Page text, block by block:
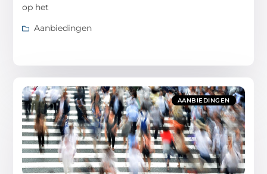
op het
Aanbiedingen
AANBIEDINGEN